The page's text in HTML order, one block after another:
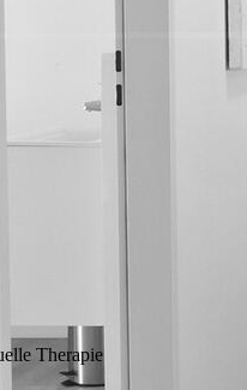
Therapie